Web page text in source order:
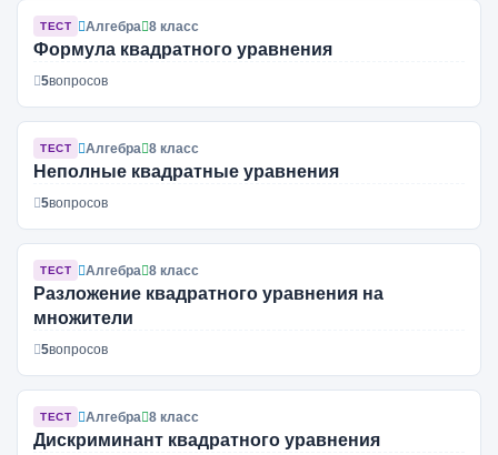
ТЕСТ Алгебра 8 класс
Формула квадратного уравнения
5вопросов
ТЕСТ Алгебра 8 класс
Неполные квадратные уравнения
5вопросов
ТЕСТ Алгебра 8 класс
Разложение квадратного уравнения на
множители
5вопросов
ТЕСТ Алгебра 8 класс
Дискриминант квадратного уравнения